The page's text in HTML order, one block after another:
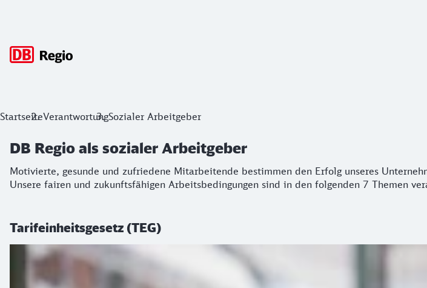
DB Regio als sozialer Arbeitgeber
StartseiteVerantwortungSozialer Arbeitgeber
DB Regio als sozialer Arbeitgeber
Motivierte, gesunde und zufriedene Mitarbeitende bestimmen den Erfolg unseres
Unsere fairen und zukunftsfähigen Arbeitsbedingungen sind in den folgenden 7 Themen
Tarifeinheitsgesetz (TEG)